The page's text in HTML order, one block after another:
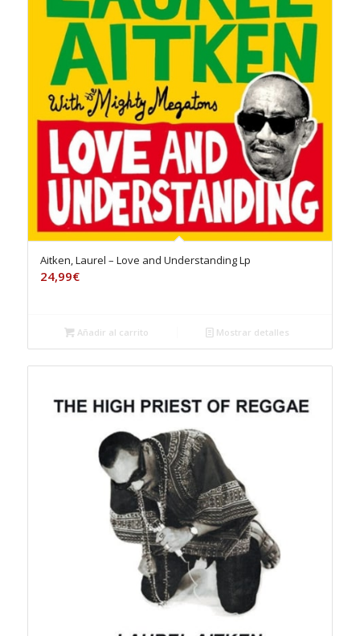
Aitken, Laurel – Love and Understanding Lp
24,99€
Añadir al carrito Mostrar detalles